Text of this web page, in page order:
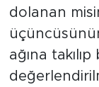
dolanan
ağına